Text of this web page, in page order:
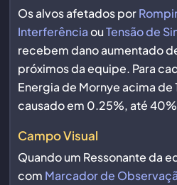
Os alvos afetados por
InterferênciaouTensão de
recebem dano aumentado
próximos da equipe. Para
Energia de Mornye acima
causado em 0.25%, até
Campo Visual
Quando um Ressonante da
com Marcador de